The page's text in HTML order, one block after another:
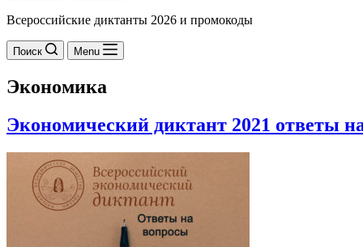
Всероссийские диктанты 2026 и промокоды
Поиск Menu
Экономика
Экономический диктант 2021 ответы